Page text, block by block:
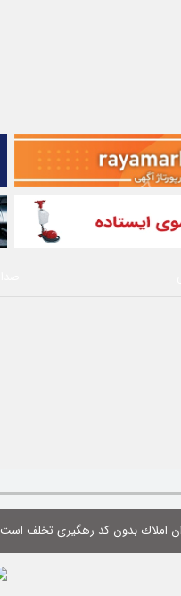
املاك بدون كد رهگیری تخلف است